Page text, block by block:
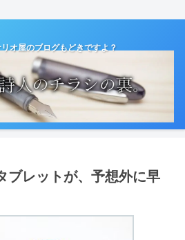
オ屋のブログもどきですよ？
ブレットが、予想外に早